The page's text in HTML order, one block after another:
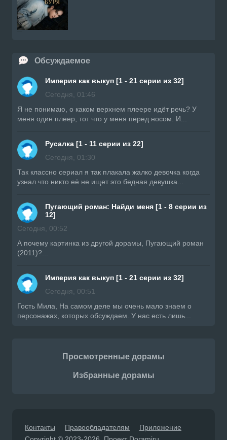
Обсуждаемое
Империя как выкуп [1 - 21 серии из 32]
Сегодня, 01:46
Я не понимаю, о каком верхнем плеере идёт речь? У
меня один плеер, тот что у меня перед носом. И...
Русалка [1 - 11 серии из 22]
Сегодня, 01:30
Так классно сериал я так плакала жалко девочка когда
узнал что никто её не ищет это бедная девушка...
Пугающий роман: Найди меня [1 - 8 серии из
12]
Сегодня, 00:52
А почему картинка из другой дорамы, Пугающий роман
(2011)?...
Империя как выкуп [1 - 21 серии из 32]
Сегодня, 00:51
Гость Мила, На самом деле мы очень мало знаем о
персонажах, которых обсуждаем. У нас есть лишь...
Просмотренные дорамы
Избранные дорамы
Контакты Правообладателям
Приложение